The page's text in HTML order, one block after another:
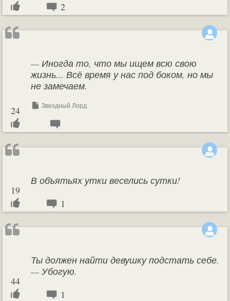
2
— Иногда то, что мы ищем всю свою
жизнь... Всё время у нас под боком, но мы
не замечаем.
Звездный Лорд
24
В объятьях утки веселись сутки!
19
1
Ты должен найти девушку подстать себе.
— Убогую.
44
1